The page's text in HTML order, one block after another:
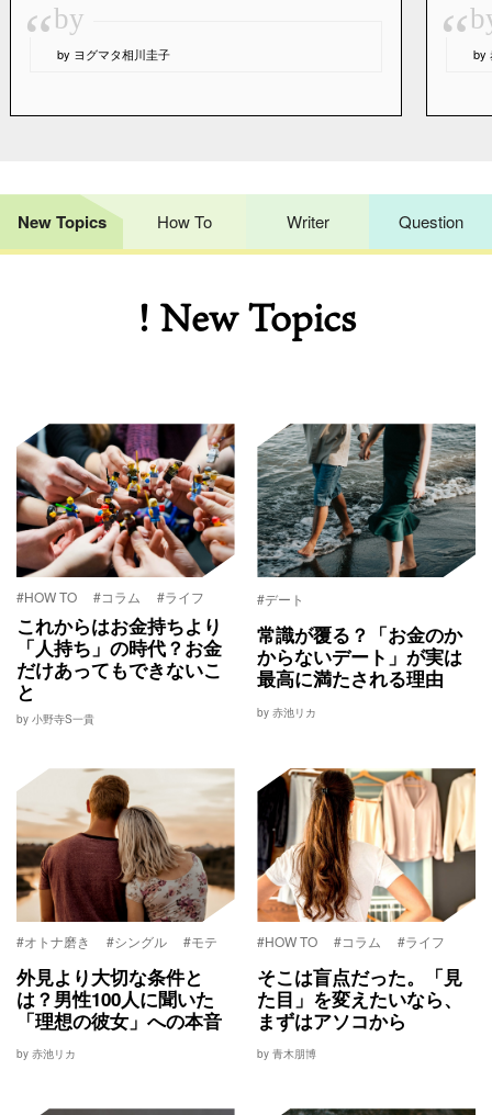
“by
by ヨグマタ相川圭子 “ by
New Topics How To Writer Question
! New Topics
#HOW TO #コラム #ライフ
これからはお金持ちより
「人持ち」の時代？お金
だけあってもできないこ
と
by 小野寺S一貴
#デート
常識が覆る？「お金のか
からないデート」が実は
最高に満たされる理由
by 赤池リカ
#オトナ磨き #シングル #モテ
外見より大切な条件と
は？男性100人に聞いた
「理想の彼女」への本音
by 赤池リカ
#HOW TO #コラム #ライフ
そこは盲点だった。「見
た目」を変えたいなら、
まずはアソコから
by 青木朋博